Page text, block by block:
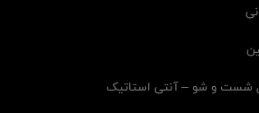
شست و شو – آنتی استاتیک